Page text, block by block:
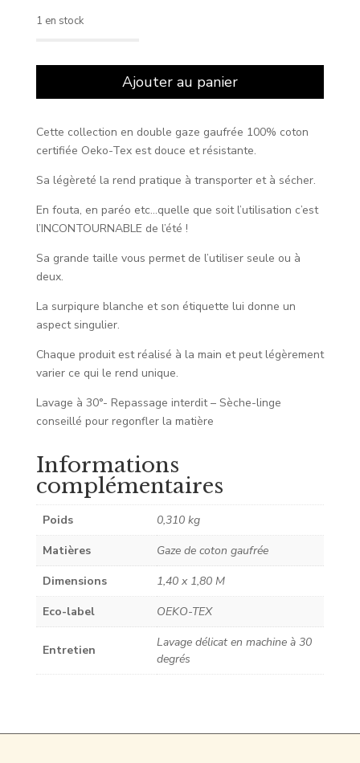
1 en stock
de
Ajouter au panier
Cette collection en double gaze gaufrée 100% coton
certifiée Oeko-Tex est douce et résistante.
Sa légèreté la rend pratique à transporter et à sécher.
En fouta, en paréo etc…quelle que soit l’utilisation c’est
l’INCONTOURNABLE de l’été !
Sa grande taille vous permet de l’utiliser seule ou à
deux.
La surpiqure blanche et son étiquette lui donne un
aspect singulier.
Chaque produit est réalisé à la main et peut légèrement
varier ce qui le rend unique.
Lavage à 30°- Repassage interdit – Sèche-linge
conseillé pour regonfler la matière
Informations
complémentaires
Poids
0,310 kg
Matières
Gaze de coton gaufrée
Dimensions
1,40 x 1,80 M
Eco-label
OEKO-TEX
Entretien
Lavage délicat en machine à 30
degrés